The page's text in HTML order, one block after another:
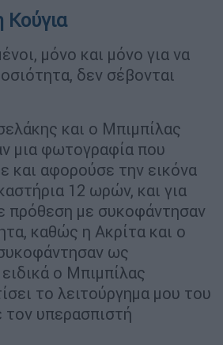
Κούγια
μόνο και μόνο για να
δεν σέβονται
και ο Μπιμπίλας
μια φωτογραφία που
και αφορούσε την εικόνα
12 ωρών, και για
πρόθεση με συκοφάντησαν
καθώς η Ακρίτα και ο
ως
ο Μπιμπίλας
το λειτούργημα μου του
τον υπερασπιστή